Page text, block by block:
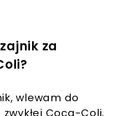
za
wlewam do
Coca-Coli,